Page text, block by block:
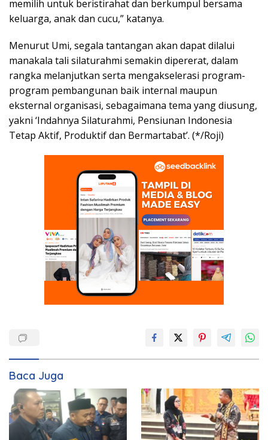
memilih untuk beristirahat dan berkumpul bersama
keluarga, anak dan cucu,” katanya.
Menurut Umi, segala tantangan akan dapat dilalui
manakala tali silaturahmi semakin dipererat, dalam
rangka melanjutkan serta mengakselerasi program-
program pembangunan baik internal maupun
eksternal organisasi, sebagaimana tema yang diusung,
yakni ‘Indahnya Silaturahmi, Pensiunan Indonesia
Tetap Aktif, Produktif dan Bermartabat’. (*/Roji)
Baca Juga